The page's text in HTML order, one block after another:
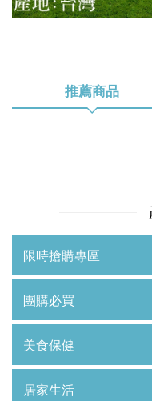
推薦商品
限時搶購專區
團購必買
美食保健
居家生活